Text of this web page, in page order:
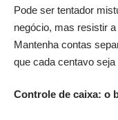
Pode ser tentador
negócio, mas resistir
Mantenha contas
que cada centavo
Controle de caixa: o